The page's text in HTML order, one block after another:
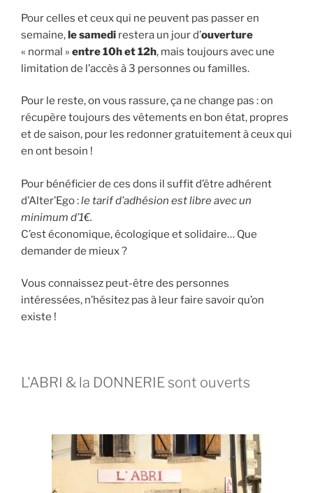
Pour celles et ceux qui ne peuvent pas passer en
semaine,le samedi restera un jour d’ouverture
« normal » entre 10h et 12h, mais toujours avec une
limitation de l’accès à 3 personnes ou familles.
Pour le reste, on vous rassure, ça ne change pas : on
récupère toujours des vêtements en bon état, propres
et de saison, pour les redonner gratuitement à ceux qui
en ont besoin !
Pour bénéficier de ces dons il suffit d’être adhérent
d’Alter’Ego :le tarif d’adhésion est libre avec un
minimum d’1€.
C’est économique, écologique et solidaire… Que
demander de mieux ?
Vous connaissez peut-être des personnes
intéressées, n’hésitez pas à leur faire savoir qu’on
existe !
L'ABRI & la DONNERIE sont ouverts